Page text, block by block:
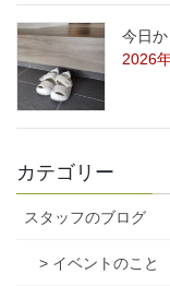
今日
2026
カテゴリー
スタッフのブログ
> イベントのこと